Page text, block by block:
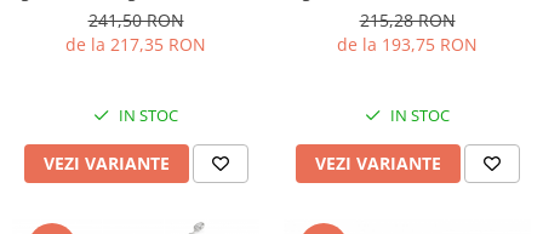
Piatra: cubic zirconia, Culoare:
transparenta, Sonis Silver
241,50 RON
de la 217,35 RON
IN STOC
VEZI VARIANTE
zirconia, Culoare:
transparenta, Sonis Silver
215,28 RON
de la 193,75 RON
IN STOC
VEZI VARIANTE